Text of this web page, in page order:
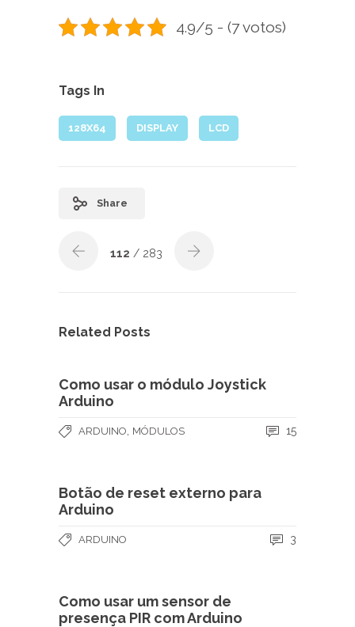
4.9/5 - (7 votos)
Tags In
128X64 DISPLAY LCD
Share
112 / 283
Related Posts
Como usar o módulo Joystick
Arduino
ARDUINO MÓDULOS 15
Botão de reset externo para
Arduino
ARDUINO 3
Como usar um sensor de
presença PIR com Arduino